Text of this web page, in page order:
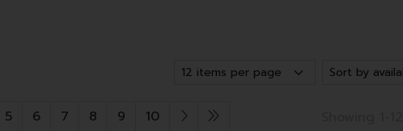
5 6 7 8 9 10